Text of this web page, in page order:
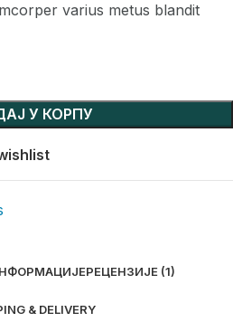
varius metus blandit
У КОРПУ
РЕЦЕНЗИЈЕ (1)
& DELIVERY